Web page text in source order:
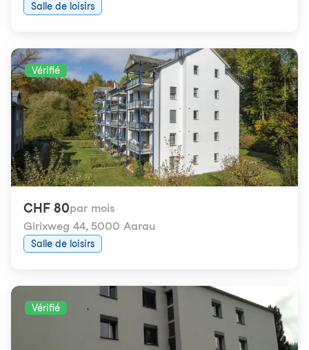
Salle de loisirs
Vérifié
CHF 80par mois
Girixweg 44, 5000 Aarau
Salle de loisirs
Vérifié